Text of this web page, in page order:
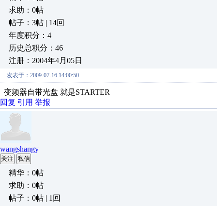
求助：0帖
帖子：3帖 | 14回
年度积分：4
历史总积分：46
注册：2004年4月05日
发表于：2009-07-16 14:00:50
变频器自带光盘 就是STARTER
回复 引用 举报
wangshangy
关注 私信
精华：0帖
求助：0帖
帖子：0帖 | 1回